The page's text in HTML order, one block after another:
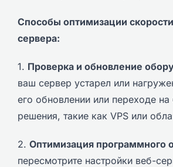
Способы оптимизации
сервера:
1. Проверка и обновление
ваш сервер устарел или
его обновлении или переходе
решения, такие как VPS или
2. Оптимизация программного
пересмотрите настройки веб-